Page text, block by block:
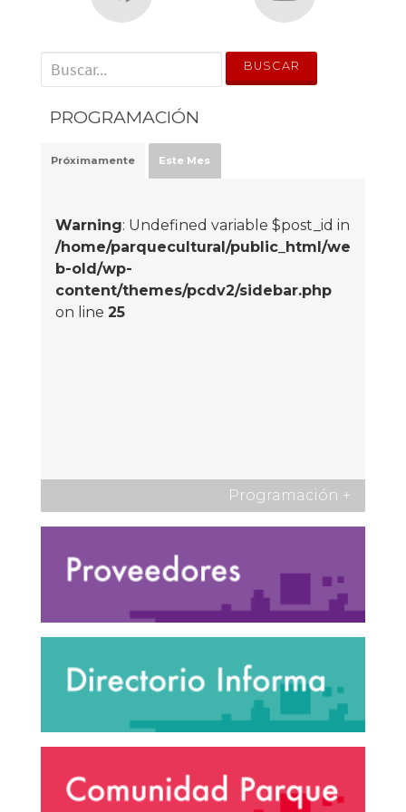
' . __('Search for:') . '
PROGRAMACIÓN
Próximamente Este Mes
Warning: Undefined variable $post_id in
/home/parquecultural/public_html/we
b-old/wp-
content/themes/pcdv2/sidebar.php
on line 25
Programación +